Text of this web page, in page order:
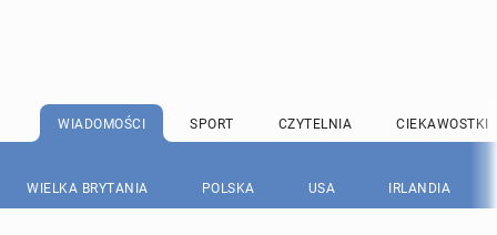
WIADOMOŚCI SPORT CZYTELNIA CIEKAWOSTKI
WIELKA BRYTANIA POLSKA USA IRLANDIA